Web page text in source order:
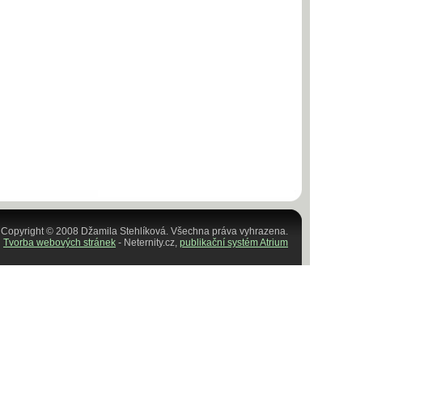
Copyright © 2008 Džamila Stehlíková. Všechna práva vyhrazena.
Tvorba webových stránek - Neternity.cz, publikační systém Atrium